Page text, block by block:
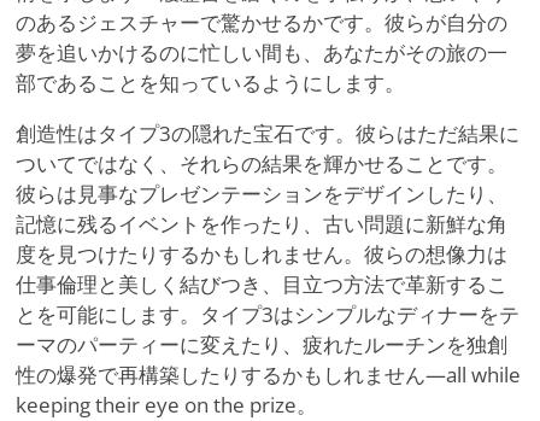
のあるジェスチャーで驚かせるかです。彼らが自分の
夢を追いかけるのに忙しい間も、あなたがその旅の一
部であることを知っているようにします。
創造性はタイプ3の隠れた宝石です。彼らはただ結果に
ついてではなく、それらの結果を輝かせることです。
彼らは見事なプレゼンテーションをデザインしたり、
記憶に残るイベントを作ったり、古い問題に新鮮な角
度を見つけたりするかもしれません。彼らの想像力は
仕事倫理と美しく結びつき、目立つ方法で革新するこ
とを可能にします。タイプ3はシンプルなディナーをテ
ーマのパーティーに変えたり、疲れたルーチンを独創
性の爆発で再構築したりするかもしれません—all while
keeping their eye on the prize。